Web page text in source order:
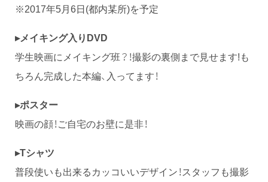
※2017年5月6日(都内某所)を予定
▸メイキング入りDVD
学生映画にメイキング班？！撮影の裏側まで見せます!も
ちろん完成した本編、入ってます！
▸ポスター
映画の顔！ご自宅のお壁に是非！
▸Tシャツ
普段使いも出来るカッコいいデザイン！スタッフも撮影